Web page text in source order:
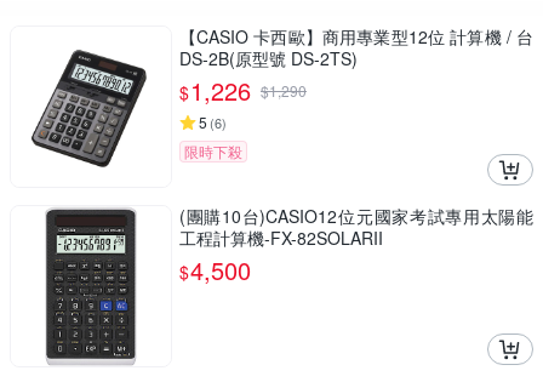
【CASIO 卡西歐】商用專業型12位 計算機 / 台
DS-2B(原型號 DS-2TS)
$1,226 $1,290
5 (6)
限時下殺
(團購10台)CASIO12位元國家考試專用太陽能
工程計算機-FX-82SOLARII
$4,500